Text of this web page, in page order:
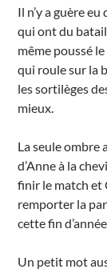
Il n’y a guère
qui ont du
même poussé
qui roule sur la
les sortilèges
mieux.
La seule ombre
d’Anne à la
finir le match et
remporter la
cette fin
Un petit mot